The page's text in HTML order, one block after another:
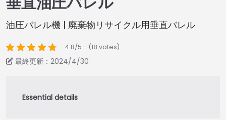
油圧バレル機 | 廃棄物リサイクル用垂直バレル
4.8/5 - (18 votes)
最終更新：2024/4/30